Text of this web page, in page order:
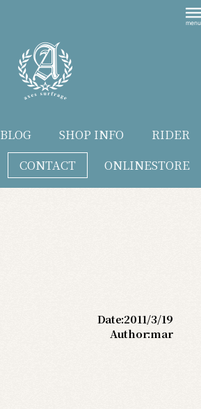
BLOG SHOP INFO
RIDER
CONTACT
ONLINESTORE
Date:2011/3/19
Author:mar